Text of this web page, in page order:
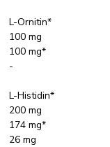
L-Ornitin*
100 mg
100 mg*
-
L-Histidin*
200 mg
174 mg*
26 mg